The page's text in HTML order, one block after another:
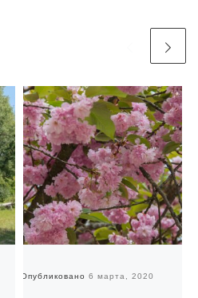
Опубликовано 6 марта, 2020